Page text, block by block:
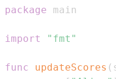
package
import "fmt"
func updateScores (